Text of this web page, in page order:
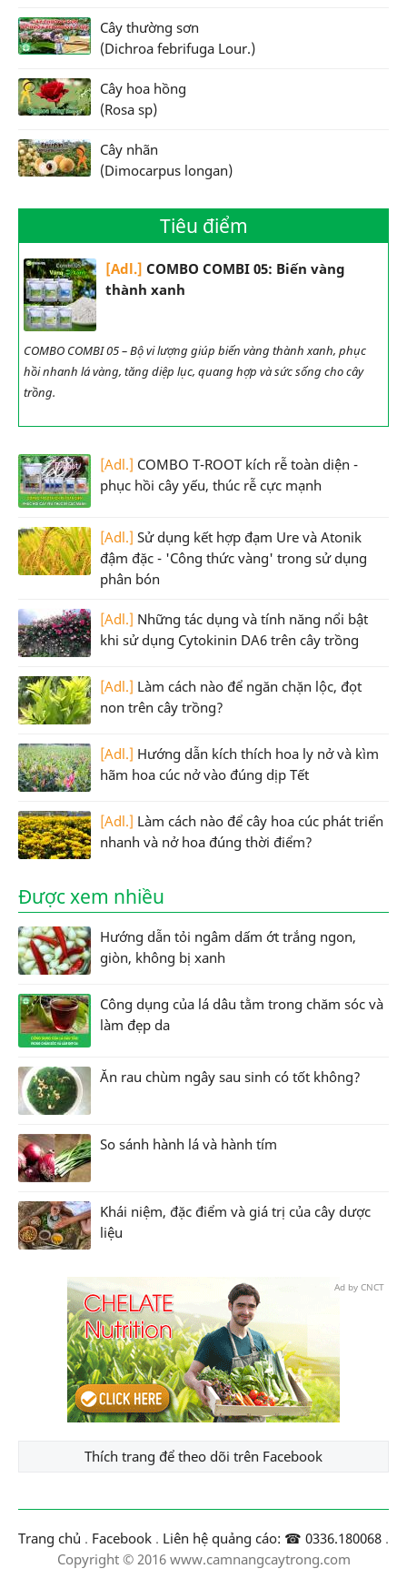
Cây thường sơn
(Dichroa febrifuga Lour.)
Cây hoa hồng
(Rosa sp)
Cây nhãn
(Dimocarpus longan)
Tiêu điểm
[Adl.] COMBO COMBI 05: Biến vàng
thành xanh
COMBO COMBI 05 – Bộ vi lượng giúp biến vàng thành xanh, phục
hồi nhanh lá vàng, tăng diệp lục, quang hợp và sức sống cho cây
trồng.
[Adl.] COMBO T-ROOT kích rễ toàn diện -
phục hồi cây yếu, thúc rễ cực mạnh
[Adl.] Sử dụng kết hợp đạm Ure và Atonik
đậm đặc - 'Công thức vàng' trong sử dụng
phân bón
[Adl.] Những tác dụng và tính năng nổi bật
khi sử dụng Cytokinin DA6 trên cây trồng
[Adl.] Làm cách nào để ngăn chặn lộc, đọt
non trên cây trồng?
[Adl.] Hướng dẫn kích thích hoa ly nở và kìm
hãm hoa cúc nở vào đúng dịp Tết
[Adl.] Làm cách nào để cây hoa cúc phát triển
nhanh và nở hoa đúng thời điểm?
Được xem nhiều
Hướng dẫn tỏi ngâm dấm ớt trắng ngon,
giòn, không bị xanh
Công dụng của lá dâu tằm trong chăm sóc và
làm đẹp da
Ăn rau chùm ngây sau sinh có tốt không?
So sánh hành lá và hành tím
Khái niệm, đặc điểm và giá trị của cây dược
liệu
Ad by CNCT
Thích trang để theo dõi trên Facebook
Trang chủ . Facebook . Liên hệ quảng cáo: ☎ 0336.180068 .
Copyright © 2016 www.camnangcaytrong.com